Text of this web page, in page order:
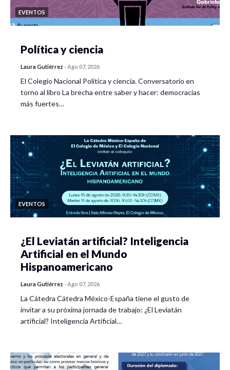
EVENTOS
Política y ciencia
Laura Gutiérrez -Ago 07, 2026
El Colegio Nacional Política y ciencia. Conversatorio en
torno al libro La brecha entre saber y hacer: democracias
más fuertes…
EVENTOS
¿El Leviatán artificial? Inteligencia
Artificial en el Mundo
Hispanoamericano
Laura Gutiérrez -Ago 07, 2026
La Cátedra Cátedra México-España tiene el gusto de
invitar a su próxima jornada de trabajo: ¿El Leviatán
artificial? Inteligencia Artificial…